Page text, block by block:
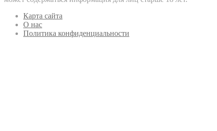
Карта сайта
О нас
Политика конфиденциальности